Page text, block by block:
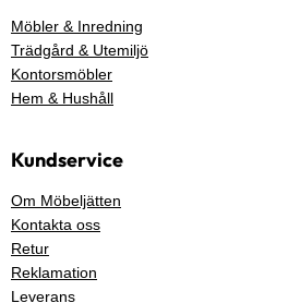
Möbler & Inredning
Trädgård & Utemiljö
Kontorsmöbler
Hem & Hushåll
Kundservice
Om Möbeljätten
Kontakta oss
Retur
Reklamation
Leverans